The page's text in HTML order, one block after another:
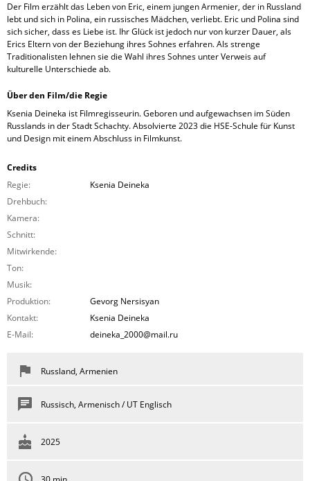
Der Film erzählt das Leben von Eric, einem jungen Armenier, der in Russland
lebt und sich in Polina, ein russisches Mädchen, verliebt. Eric und Polina sind
sich sicher, dass es Liebe ist. Ihr Glück ist jedoch nur von kurzer Dauer, als
Erics Eltern von der Beziehung ihres Sohnes erfahren. Als strenge
Traditionalisten lehnen sie die Wahl ihres Sohnes unter Verweis auf
kulturelle Unterschiede ab.
Über den Film/die Regie
Ksenia Deineka ist Filmregisseurin. Geboren und aufgewachsen im Süden
Russlands in der Stadt Schachty. Absolvierte 2023 die HSE-Schule für Kunst
und Design mit einem Abschluss in Filmkunst.
Credits
Regie:
Ksenia Deineka
Drehbuch:
Kamera:
Schnitt:
Mitwirkende:
Ton:
Musik:
Produktion:
Gevorg Nersisyan
Kontakt:
Ksenia Deineka
E-Mail:
deineka_2000@mail.ru
Russland, Armenien
Russisch, Armenisch / UT Englisch
2025